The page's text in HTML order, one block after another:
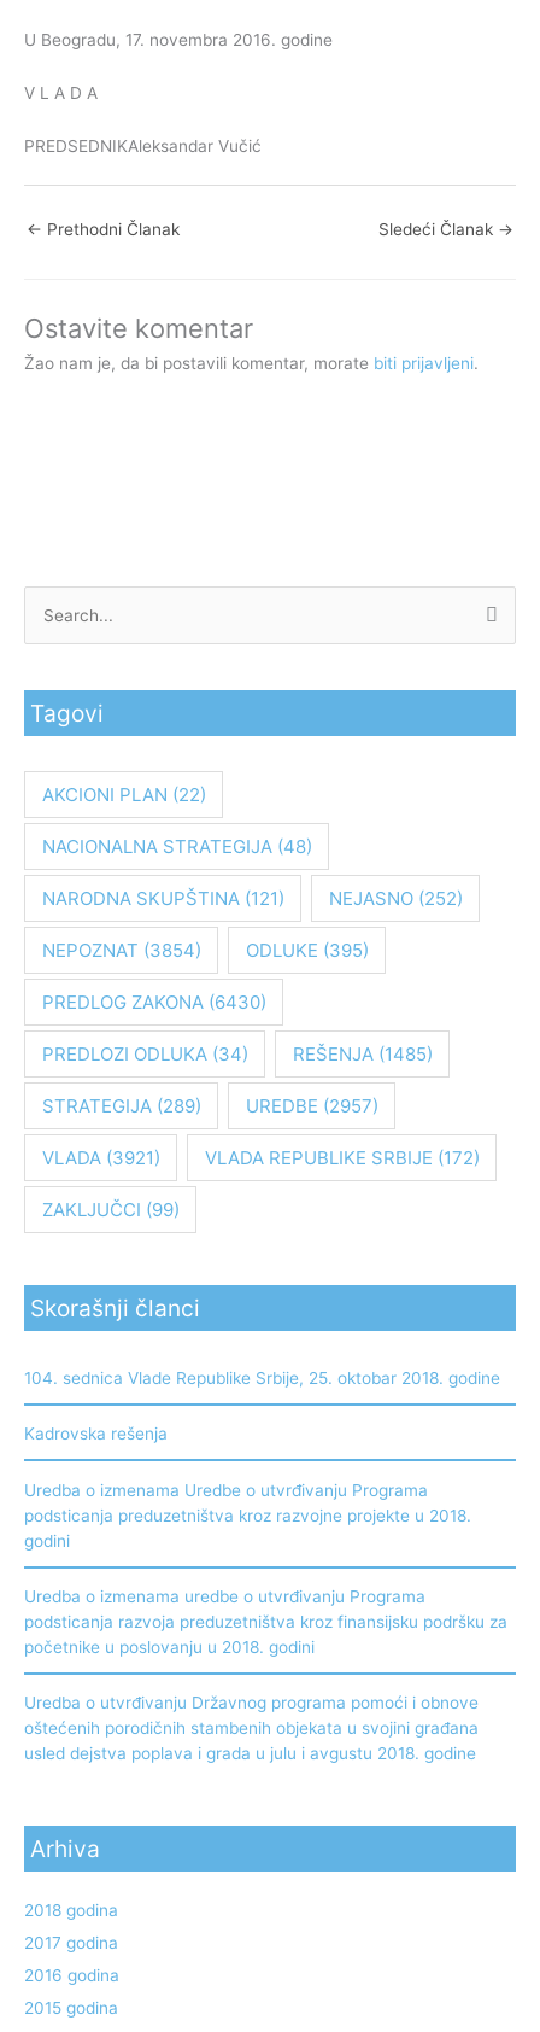
U Beogradu, 17. novembra 2016. godine
V L A D A
PREDSEDNIKAleksandar Vučić
← Prethodni Članak Sledeći Članak →
Ostavite komentar
Žao nam je, da bi postavili komentar, morate biti prijavljeni.
g
z
Tagovi
AKCIONI PLAN (22)
NACIONALNA STRATEGIJA(48)
NARODNA SKUPŠTINA(121) NEJASNO(252)
NEPOZNAT (3854) ODLUKE (395)
PREDLOG ZAKONA(6430)
PREDLOZI ODLUKA(34) REŠENJA(1485)
STRATEGIJA(289) UREDBE (2957)
VLADA(3921) VLADA REPUBLIKE SRBIJE (172)
ZAKLJUČCI (99)
Skorašnji članci
104. sednica Vlade Republike Srbije, 25. oktobar 2018. godine
Kadrovska rešenja
Uredba o izmenama Uredbe o utvrđivanju Programa
podsticanja preduzetništva kroz razvojne projekte u 2018.
godini
Uredba o izmenama uredbe o utvrđivanju Programa
podsticanja razvoja preduzetništva kroz finansijsku podršku za
početnike u poslovanju u 2018. godini
Uredba o utvrđivanju Državnog programa pomoći i obnove
oštećenih porodičnih stambenih objekata u svojini građana
usled dejstva poplava i grada u julu i avgustu 2018. godine
Arhiva
2018 godina
2017 godina
2016 godina
2015 godina